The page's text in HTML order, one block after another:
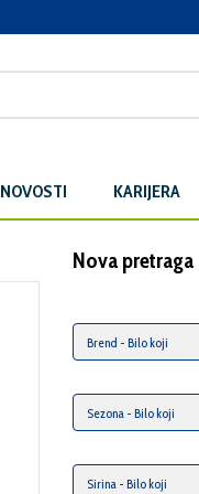
NOVOSTI KARIJERA
Nova pretraga